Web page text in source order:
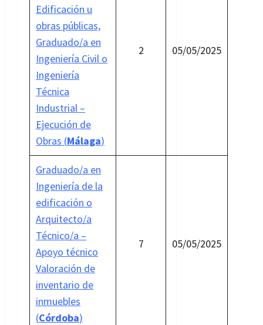
Edificación u
obras públicas,
Graduado/a en
Ingeniería Civil o
Ingeniería
Técnica
Industrial –
Ejecución de
Obras (Málaga)
2 05/05/2025
Graduado/a en
Ingeniería de la
edificación o
Arquitecto/a
Técnico/a –
Apoyo técnico
Valoración de
inventario de
inmuebles
(Córdoba)
7 05/05/2025